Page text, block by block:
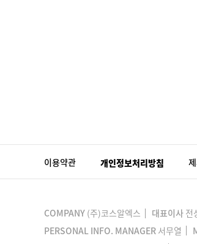
이용약관 개인정보처리방침
COMPANY (주)코스알엑스 대표이사 전
PERSONAL INFO. MANAGER 서무열